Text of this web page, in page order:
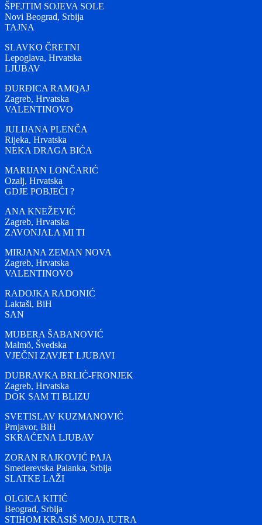
ŠPEJTIM SOJEVA SOLE
Novi Beograd, Srbija
TAJNA
SLAVKO ČRETNI
Lepoglava, Hrvatska
LJUBAV
ĐURĐICA RAMQAJ
Zagreb, Hrvatska
VALENTINOVO
JULIJANA PLENČA
Rijeka, Hrvatska
NEKA DRAGA BIĆA
MARIJAN LONČARIĆ
Ozalj, Hrvatska
GDJE POBJEĆI ?
ANA KNEŽEVIĆ
Zagreb, Hrvatska
ZAVONJALA MI TI
MIRJANA ZEMAN NOVA
Zagreb, Hrvatska
VALENTINOVO
RADOJKA RADONIĆ
Laktaši, BiH
SAN
MUBERA ŠABANOVIĆ
Malmö, Švedska
VJEČNI ZAVJET LJUBAVI
DUBRAVKA BRLIĆ-FRONJEK
Zagreb, Hrvatska
DOK SAM TI BLIZU
SVETISLAV KUZMANOVIĆ
Prnjavor, BiH
SKRAĆENA LJUBAV
ZORAN RAJKOVIĆ PAJA
Smederevska Palanka, Srbija
SLATKE LAŽI
OLGICA KITIĆ
Beograd, Srbija
STIHOM KRASIŠ MOJA JUTRA